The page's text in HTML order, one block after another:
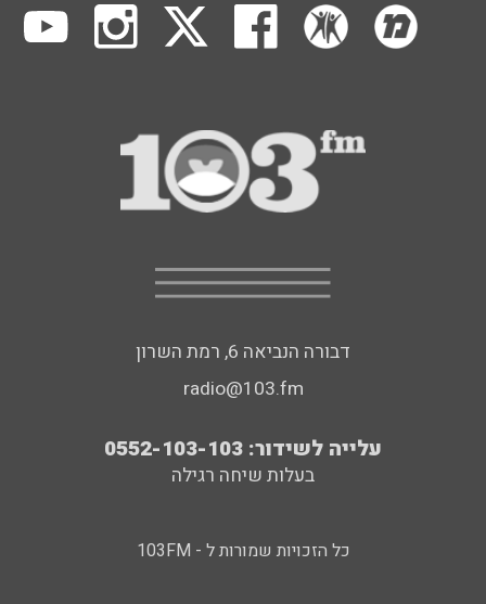
דבורה הנביאה 6, רמת השרון
radio@103.fm
עלייה לשידור: 0552-103-103
בעלות שיחה רגילה
כל הזכויות שמורות ל - 103FM